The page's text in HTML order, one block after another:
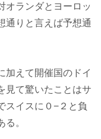
オランダとヨーロッ
通りと言えば予想通
加えて開催国のドイ
見て驚いたことはサ
スイスに０−２と負
。